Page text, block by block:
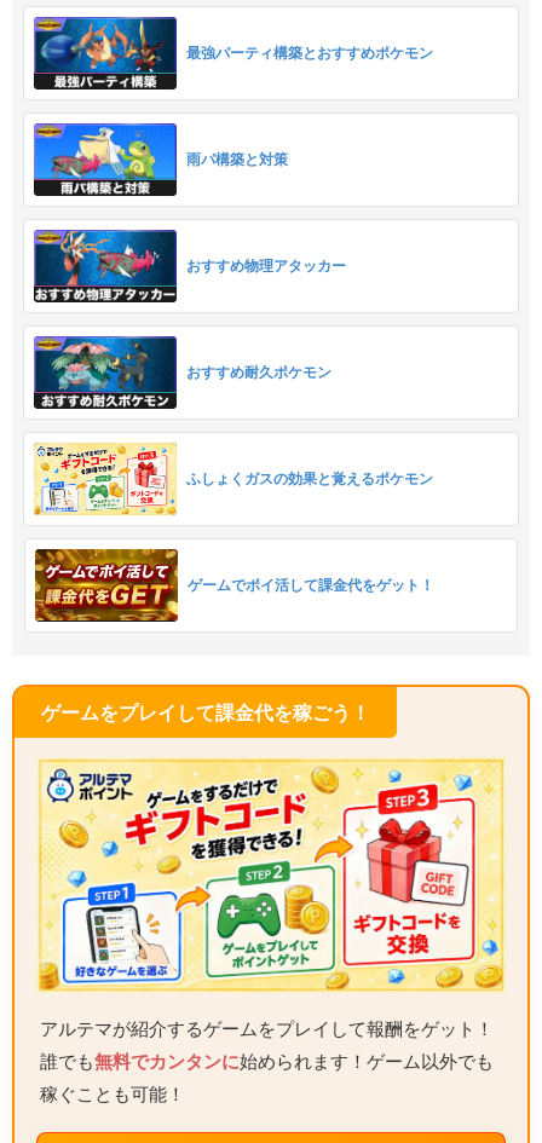
最強パーティ構築とおすすめポケモン
雨パ構築と対策
おすすめ物理アタッカー
おすすめ耐久ポケモン
ふしょくガスの効果と覚えるポケモン
ゲームでポイ活して課金代をゲット！
ゲームをプレイして課金代を稼ごう！
アルテマが紹介するゲームをプレイして報酬をゲット！
誰でも無料でカンタンに始められます！ゲーム以外でも
稼ぐことも可能！